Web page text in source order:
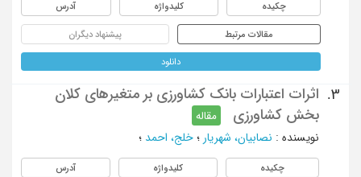
چکیده کلیدواژه آدرس
مقالات مرتبط پیشنهاد دیگران
دانلود
3.
اثرات اعتبارات بانک کشاورزی بر متغیرهای کلان
بخش کشاورزی
مقاله
نویسنده : نصابیان، شهریار ؛ خلج، احمد ؛
چکیده کلیدواژه آدرس